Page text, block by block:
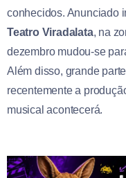
conhecidos. Anunciado
Teatro Viradalata, na
dezembro mudou-se
Além disso, grande
recentemente a
musical acontecerá.